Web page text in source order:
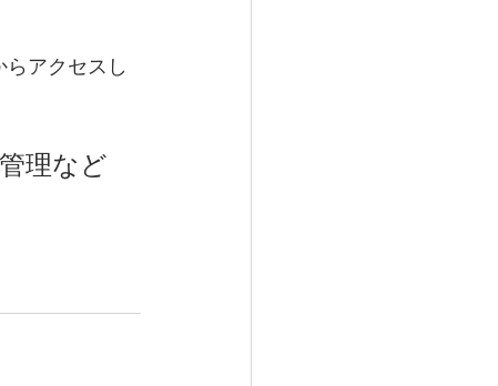
アクセスし
理など